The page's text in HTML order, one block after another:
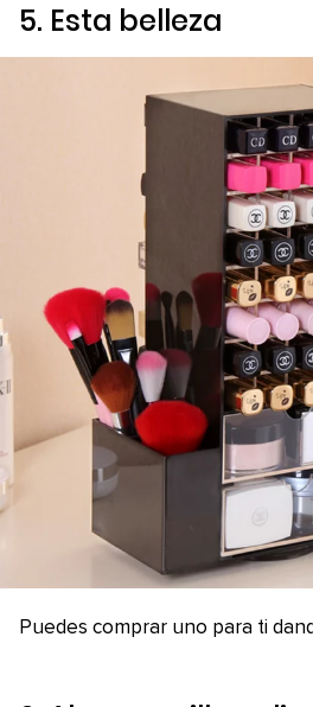
5. Esta belleza
Puedes comprar uno para ti